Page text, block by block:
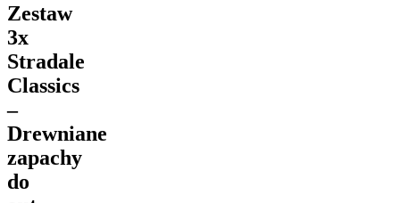
Zestaw
3x
Stradale
Classics
–
Drewniane
zapachy
do